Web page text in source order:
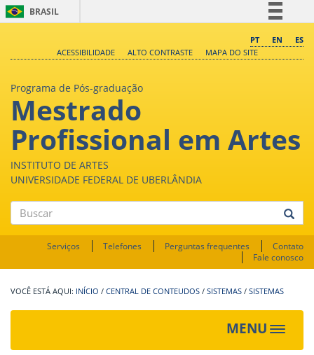
BRASIL
Comunica BR
Canais
PT EN
ES
ACESSIBILIDADE
ALTO CONTRASTE MAPA DO SITE
Programa de Pós-graduação
Mestrado
Profissional em Artes
INSTITUTO DE ARTES
UNIVERSIDADE FEDERAL DE UBERLÂNDIA
Buscar
Serviços Telefones Perguntas frequentes
Contato
Fale conosco
INÍCIO / CENTRAL DE CONTEUDOS / SISTEMAS / SISTEMAS
MENU
Toggle